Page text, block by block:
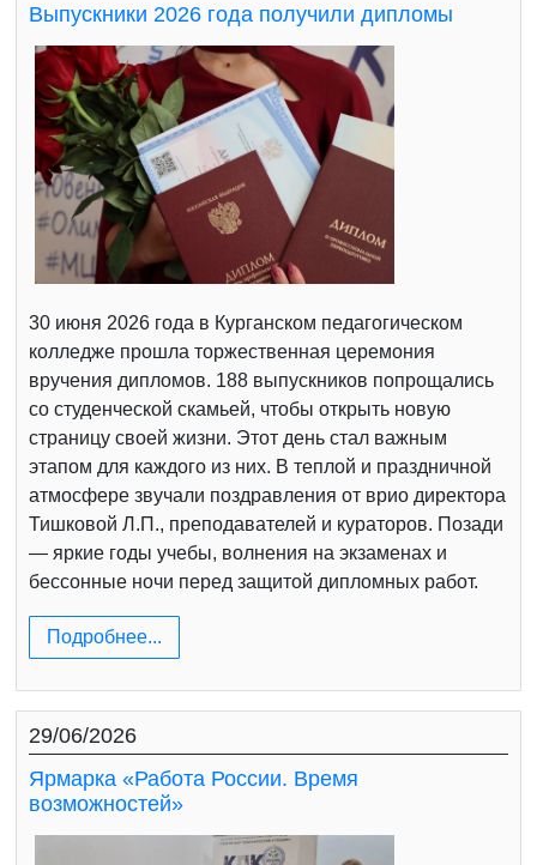
Выпускники 2026 года получили дипломы
30 июня 2026 года в Курганском педагогическом
колледже прошла торжественная церемония
вручения дипломов. 188 выпускников попрощались
со студенческой скамьей, чтобы открыть новую
страницу своей жизни. Этот день стал важным
этапом для каждого из них. В теплой и праздничной
атмосфере звучали поздравления от врио директора
Тишковой Л.П., преподавателей и кураторов. Позади
— яркие годы учебы, волнения на экзаменах и
бессонные ночи перед защитой дипломных работ.
Подробнее...
29/06/2026
Ярмарка «Работа России. Время
возможностей»